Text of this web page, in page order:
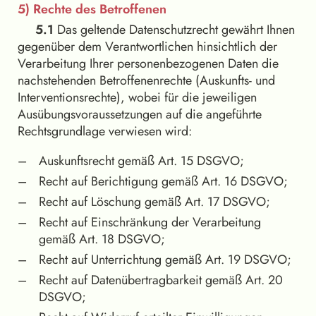
5) Rechte des Betroffenen
5.1 Das geltende Datenschutzrecht gewährt Ihnen
gegenüber dem Verantwortlichen hinsichtlich der
Verarbeitung Ihrer personenbezogenen Daten die
nachstehenden Betroffenenrechte (Auskunfts- und
Interventionsrechte), wobei für die jeweiligen
Ausübungsvoraussetzungen auf die angeführte
Rechtsgrundlage verwiesen wird:
Auskunftsrecht gemäß Art. 15 DSGVO;
Recht auf Berichtigung gemäß Art. 16 DSGVO;
Recht auf Löschung gemäß Art. 17 DSGVO;
Recht auf Einschränkung der Verarbeitung
gemäß Art. 18 DSGVO;
Recht auf Unterrichtung gemäß Art. 19 DSGVO;
Recht auf Datenübertragbarkeit gemäß Art. 20
DSGVO;